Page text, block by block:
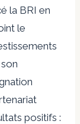
la BRI en
le
positifs :